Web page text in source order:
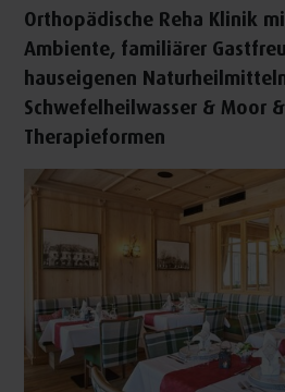
Orthopädische Reha Klinik
Ambiente, familiärer
hauseigenen
Schwefelheilwasser & Moor
Therapieformen